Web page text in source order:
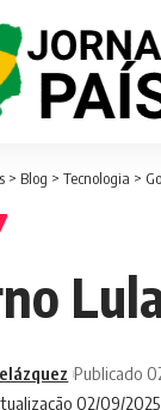
> Blog > Tecnologia >
02/09/2025
Publicado